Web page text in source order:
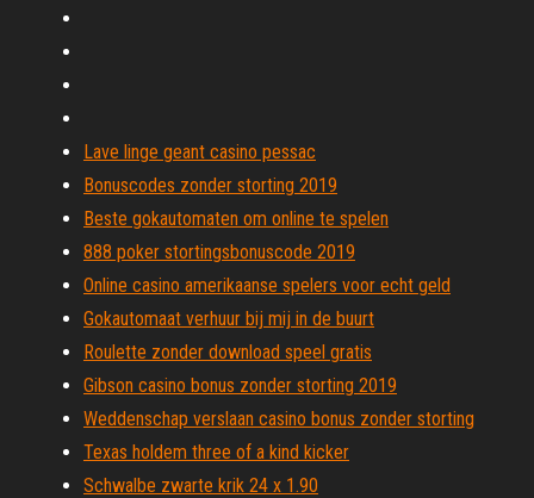
Lave linge geant casino pessac
Bonuscodes zonder storting 2019
Beste gokautomaten om online te spelen
888 poker stortingsbonuscode 2019
Online casino amerikaanse spelers voor echt geld
Gokautomaat verhuur bij mij in de buurt
Roulette zonder download speel gratis
Gibson casino bonus zonder storting 2019
Weddenschap verslaan casino bonus zonder storting
Texas holdem three of a kind kicker
Schwalbe zwarte krik 24 x 1.90